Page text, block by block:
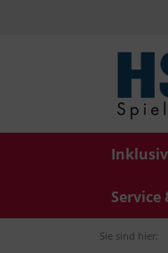
Service
Sie sind hier: